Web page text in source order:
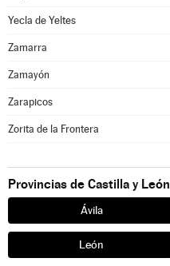
Yecla de Yeltes
Zamarra
Zamayón
Zarapicos
Zorita de la Frontera
Provincias de Castilla y León
Ávila
León